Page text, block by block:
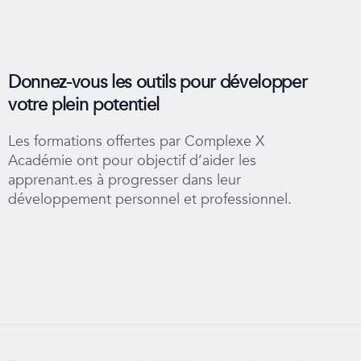
Donnez-vous les outils pour développer
votre plein potentiel
Les formations offertes par Complexe X
Académie ont pour objectif d’aider les
apprenant.es à progresser dans leur
développement personnel et professionnel.